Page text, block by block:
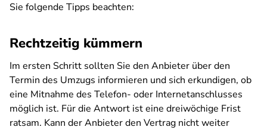
Sie folgende Tipps beachten:
Rechtzeitig kümmern
Im ersten Schritt sollten Sie den Anbieter über den
Termin des Umzugs informieren und sich erkundigen, ob
eine Mitnahme des Telefon- oder Internetanschlusses
möglich ist. Für die Antwort ist eine dreiwöchige Frist
ratsam. Kann der Anbieter den Vertrag nicht weiter